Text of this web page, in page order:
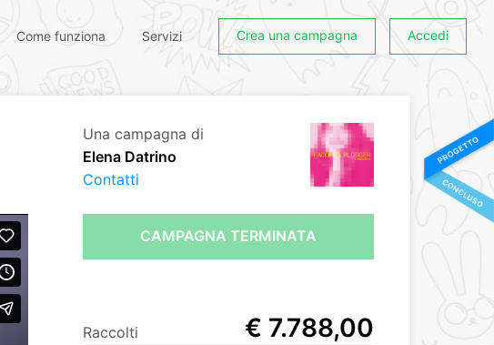
Come funziona Servizi Crea una campagna Accedi
Una campagna di
Elena Datrino
Contatti
CAMPAGNA TERMINATA
Raccolti € 7.788,00